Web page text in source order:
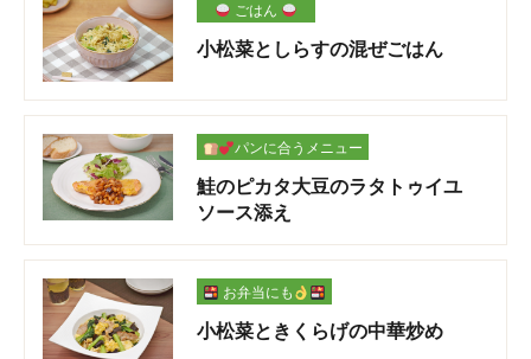
ごはん
小松菜としらすの混ぜごはん
パンに合うメニュー
鮭のピカタ大豆のラタトゥイユ
ソース添え
お弁当にも
小松菜ときくらげの中華炒め